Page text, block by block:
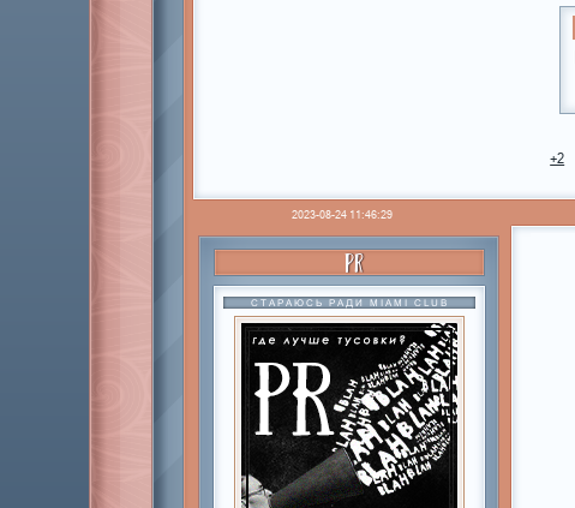
+2
2023-08-24 11:46:29
PR
СТАРАЮСЬ РАДИ MIAMI CLUB